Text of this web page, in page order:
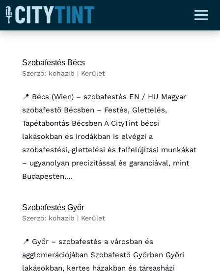
Szobafestés Bécs
Szerző: kohazib | Kerület
📍 Bécs (Wien) – szobafestés EN / HU Magyar
szobafestő Bécsben – Festés, Glettelés,
Tapétabontás Bécsben A CityTint bécsi
lakásokban és irodákban is elvégzi a
szobafestési, glettelési és falfelújítási munkákat
– ugyanolyan precizitással és garanciával, mint
Budapesten....
Szobafestés Győr
Szerző: kohazib | Kerület
📍 Győr – szobafestés a városban és
agglomerációjában Szobafestő Győrben Győri
lakásokban, kertes házakban és társasházi